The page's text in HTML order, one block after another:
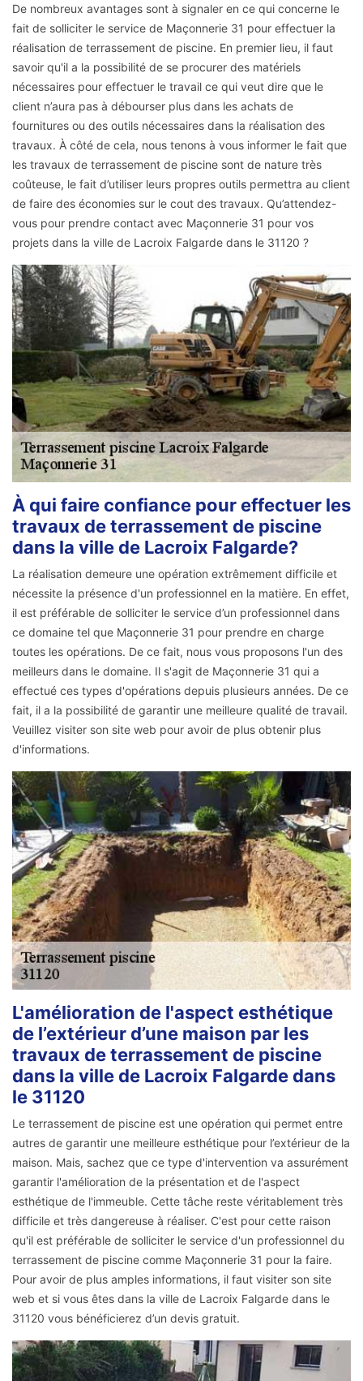
De nombreux avantages sont à signaler en ce qui concerne le
fait de solliciter le service de Maçonnerie 31 pour effectuer la
réalisation de terrassement de piscine. En premier lieu, il faut
savoir qu'il a la possibilité de se procurer des matériels
nécessaires pour effectuer le travail ce qui veut dire que le
client n’aura pas à débourser plus dans les achats de
fournitures ou des outils nécessaires dans la réalisation des
travaux. À côté de cela, nous tenons à vous informer le fait que
les travaux de terrassement de piscine sont de nature très
coûteuse, le fait d’utiliser leurs propres outils permettra au client
de faire des économies sur le cout des travaux. Qu’attendez-
vous pour prendre contact avec Maçonnerie 31 pour vos
projets dans la ville de Lacroix Falgarde dans le 31120 ?
À qui faire confiance pour effectuer les
travaux de terrassement de piscine
dans la ville de Lacroix Falgarde?
La réalisation demeure une opération extrêmement difficile et
nécessite la présence d'un professionnel en la matière. En effet,
il est préférable de solliciter le service d’un professionnel dans
ce domaine tel que Maçonnerie 31 pour prendre en charge
toutes les opérations. De ce fait, nous vous proposons l'un des
meilleurs dans le domaine. Il s'agit de Maçonnerie 31 qui a
effectué ces types d'opérations depuis plusieurs années. De ce
fait, il a la possibilité de garantir une meilleure qualité de travail.
Veuillez visiter son site web pour avoir de plus obtenir plus
d'informations.
L'amélioration de l'aspect esthétique
de l’extérieur d’une maison par les
travaux de terrassement de piscine
dans la ville de Lacroix Falgarde dans
le 31120
Le terrassement de piscine est une opération qui permet entre
autres de garantir une meilleure esthétique pour l’extérieur de la
maison. Mais, sachez que ce type d'intervention va assurément
garantir l'amélioration de la présentation et de l'aspect
esthétique de l'immeuble. Cette tâche reste véritablement très
difficile et très dangereuse à réaliser. C'est pour cette raison
qu'il est préférable de solliciter le service d'un professionnel du
terrassement de piscine comme Maçonnerie 31 pour la faire.
Pour avoir de plus amples informations, il faut visiter son site
web et si vous êtes dans la ville de Lacroix Falgarde dans le
31120 vous bénéficierez d’un devis gratuit.